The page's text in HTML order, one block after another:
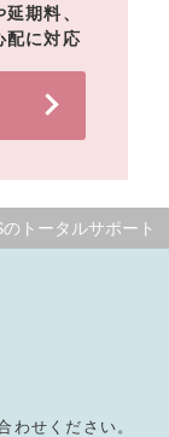
期料、
配に対応
のトータルサポート
わせください。